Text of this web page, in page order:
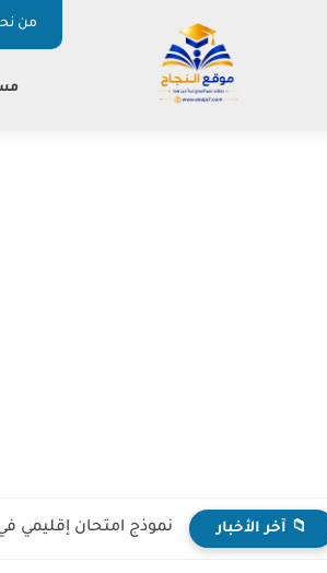
من
📁 آخر الأخبار نموذج امتحان إقليمي